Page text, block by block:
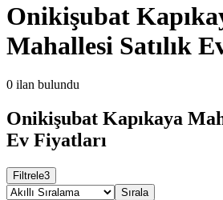
Onikişubat
Mahallesi Satılık
0 ilan bulundu
Onikişubat Kapıkaya
Ev Fiyatları
Filtrele3
Sırala